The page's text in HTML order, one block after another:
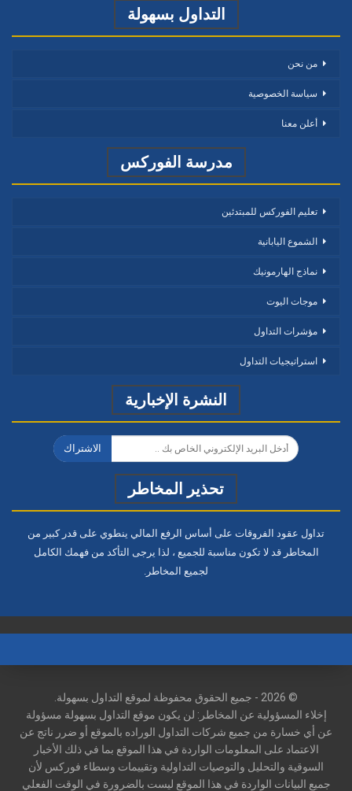
التداول بسهولة
من نحن
سياسة الخصوصية
أعلن معنا
مدرسة الفوركس
تعليم الفوركس للمبتدئين
الشموع اليابانية
نماذج الهارمونيك
موجات اليوت
مؤشرات التداول
استراتيجيات التداول
النشرة الإخبارية
الاشتراك
تحذير المخاطر
تداول عقود الفروقات على أساس الرفع المالي ينطوي على قدر كبير من
المخاطر قد لا تكون مناسبة للجميع ، لذا يرجى التأكد من فهمك الكامل
لجميع المخاطر.
© 2026 - جميع الحقوق محفوظة لموقع التداول بسهولة.
إخلاء المسؤولية عن المخاطر: لن يكون موقع التداول بسهولة مسؤولة
عن أي خسارة من جميع شركات التداول الوراده بالموقع أو ضرر ناتج عن
الاعتماد على المعلومات الواردة في هذا الموقع بما في ذلك الأخبار
السوقية والتحليل والتوصيات التداولية وتقييمات وسطاء فوركس لأن
جميع البيانات الواردة في هذا الموقع ليست بالضرورة في الوقت الفعلي